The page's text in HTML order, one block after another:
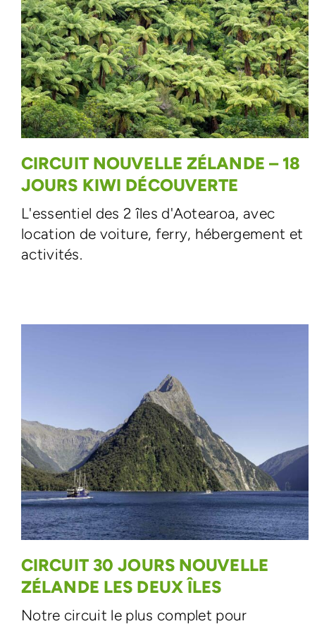
CIRCUIT NOUVELLE ZÉLANDE – 18
JOURS KIWI DÉCOUVERTE
L'essentiel des 2 îles d'Aotearoa, avec
location de voiture, ferry, hébergement et
activités.
CIRCUIT 30 JOURS NOUVELLE
ZÉLANDE LES DEUX ÎLES
Notre circuit le plus complet pour